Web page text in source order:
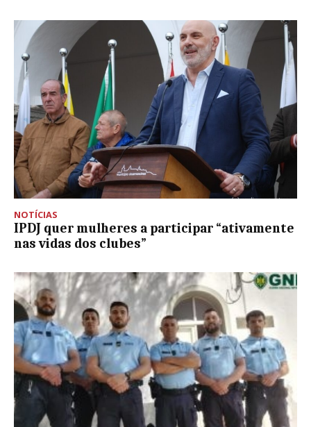
NOTÍCIAS
IPDJ quer mulheres a participar “ativamente
nas vidas dos clubes”